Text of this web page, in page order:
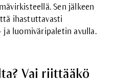
Sen jälkeen
ihastuttavasti
ja luomiväripaletin avulla.
Vai riittääkö